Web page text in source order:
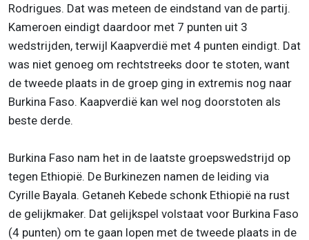
Rodrigues. Dat was meteen de eindstand van de partij.
Kameroen eindigt daardoor met 7 punten uit 3
wedstrijden, terwijl Kaapverdië met 4 punten eindigt. Dat
was niet genoeg om rechtstreeks door te stoten, want
de tweede plaats in de groep ging in extremis nog naar
Burkina Faso. Kaapverdië kan wel nog doorstoten als
beste derde.
Burkina Faso nam het in de laatste groepswedstrijd op
tegen Ethiopië. De Burkinezen namen de leiding via
Cyrille Bayala. Getaneh Kebede schonk Ethiopië na rust
de gelijkmaker. Dat gelijkspel volstaat voor Burkina Faso
(4 punten) om te gaan lopen met de tweede plaats in de